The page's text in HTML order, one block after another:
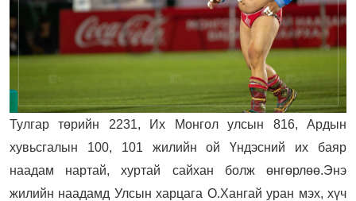
Тулгар төрийн 2231, Их Монгол улсын 816, Ардын
хувьсгалын 100, 101 жилийн ой Үндэсний их баяр
наадам нартай, хуртай сайхан болж өнгөрлөө.Энэ
жилийн наадамд Улсын харцага О.Хангай уран мэх, хүч